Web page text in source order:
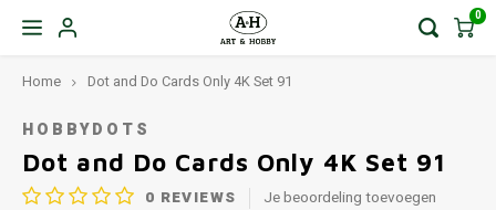
0
Home Dot and Do Cards Only 4K Set 91
HOBBYDOTS
Dot and Do Cards Only 4K Set 91
0 REVIEWS Je beoordeling toevoegen